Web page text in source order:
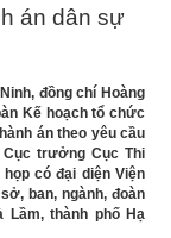
án dân sự
đồng chí Hoàng
Kế hoạch tổ chức
án theo yêu cầu
Cục trưởng Cục Thi
có đại diện Viện
ban, ngành, đoàn
Lầm, thành phố Hạ